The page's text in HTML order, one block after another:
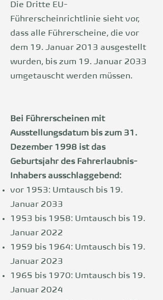
Die Dritte EU-
Führerscheinrichtlinie sieht vor,
dass alle Führerscheine, die vor
dem 19. Januar 2013 ausgestellt
wurden, bis zum 19. Januar 2033
umgetauscht werden müssen.
Bei Führerscheinen mit
Ausstellungsdatum bis zum 31.
Dezember 1998 ist das
Geburtsjahr des Fahrerlaubnis-
Inhabers ausschlaggebend:
vor 1953: Umtausch bis 19.
Januar 2033
1953 bis 1958: Umtausch bis 19.
Januar 2022
1959 bis 1964: Umtausch bis 19.
Januar 2023
1965 bis 1970: Umtausch bis 19.
Januar 2024